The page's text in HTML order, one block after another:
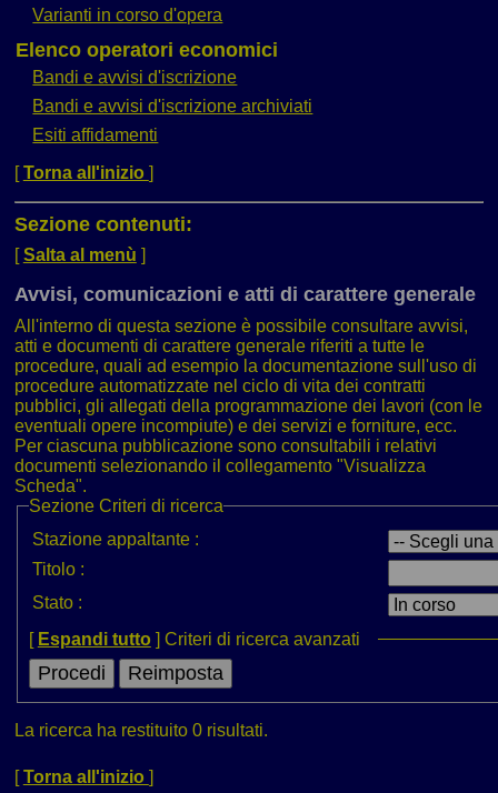
Varianti in corso d'opera
Elenco operatori economici
Bandi e avvisi d'iscrizione
Bandi e avvisi d'iscrizione archiviati
Esiti affidamenti
[Torna all'inizio ]
Sezione contenuti:
[Salta al menù ]
Avvisi, comunicazioni e atti di carattere generale
All'interno di questa sezione è possibile consultare avvisi,
atti e documenti di carattere generale riferiti a tutte le
procedure, quali ad esempio la documentazione sull'uso di
procedure automatizzate nel ciclo di vita dei contratti
pubblici, gli allegati della programmazione dei lavori (con le
eventuali opere incompiute) e dei servizi e forniture, ecc.
Per ciascuna pubblicazione sono consultabili i relativi
documenti selezionando il collegamento "Visualizza
Scheda".
Sezione Criteri di ricerca
Stazione appaltante :
Titolo :
Stato :
[ Espandi tutto ] Criteri di ricerca avanzati
La ricerca ha restituito 0 risultati.
[Torna all'inizio ]